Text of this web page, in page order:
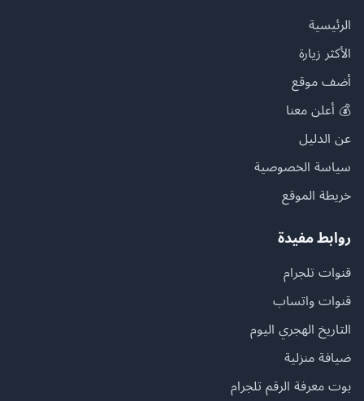
الرئيسية
الأكثر زيارة
أضف موقع
💰 أعلن معنا
عن الدليل
سياسة الخصوصية
خريطة الموقع
روابط مفيدة
قنوات تلجرام
قنوات واتساب
التاريخ الهجري اليوم
ضيافة منزلية
بوت معرفة الرقم تلجرام